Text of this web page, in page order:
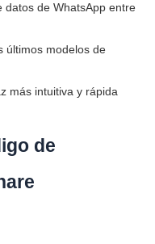
datos de WhatsApp entre
últimos modelos de
más intuitiva y rápida
de